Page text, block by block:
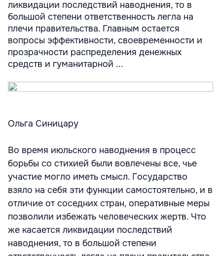
ликвидации последствий наводнения, то в
большой степени ответственность легла на
плечи правительства. Главным остается
вопросы эффективности, своевременности и
прозрачности распределения денежных
средств и гуманитарной ...
Ольга Синицару
Во время июльского наводнения в процесс
борьбы со стихией были вовлечены все, чье
участие могло иметь смысл. Государство
взяло на себя эти функции самостоятельно, и в
отличие от соседних стран, оперативные меры
позволили избежать человеческих жертв. Что
же касается ликвидации последствий
наводнения, то в большой степени